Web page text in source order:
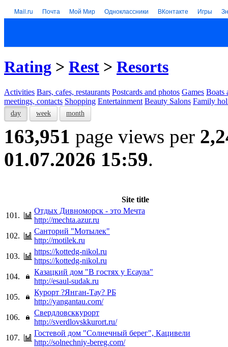
Mail.ru Почта Мой Мир Одноклассники ВКонтакте Игры
Rating > Rest > Resorts
Activities Bars, cafes, restaurants Postcards and photos Games Boats
meetings, contacts Shopping Entertainment Beauty Salons Family
day week month
163,951 page views per
01.07.2026 15:59.
Site title
101.
Отдых Дивноморск - это Мечта
http://mechta.azur.ru
102.
Санторий "Мотылек"
http://motilek.ru
103.
https://kottedg-nikol.ru
https://kottedg-nikol.ru
104.
Казацкий дом "В гостях у Есаула"
http://esaul-sudak.ru
105.
Курорт ?Янган-Тау? РБ
http://yangantau.com/
106.
Свердловсккурорт
http://sverdlovskkurort.ru/
107.
Гостевой дом "Солнечный берег", Кацивели
http://solnechniy-bereg.com/